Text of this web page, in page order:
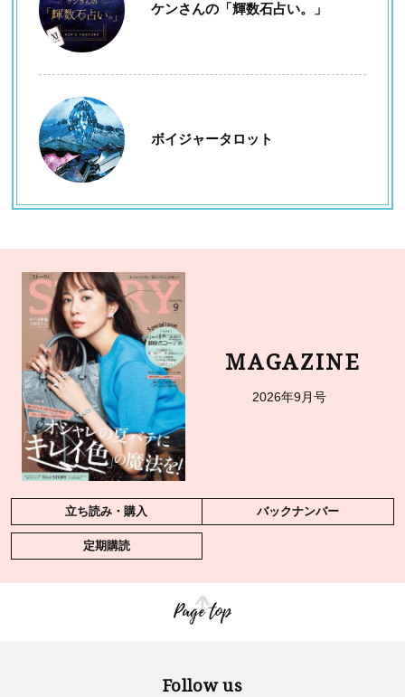
ケンさんの「輝数石占い。」
ボイジャータロット
MAGAZINE
2026年9月号
立ち読み・購入 バックナンバー
定期購読
Page top
Follow us